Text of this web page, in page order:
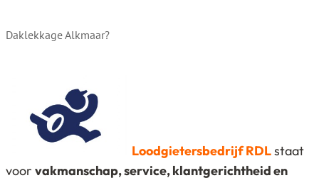
Daklekkage Alkmaar?
Loodgietersbedrijf RDLstaat
voor vakmanschap, service, klantgerichtheid en